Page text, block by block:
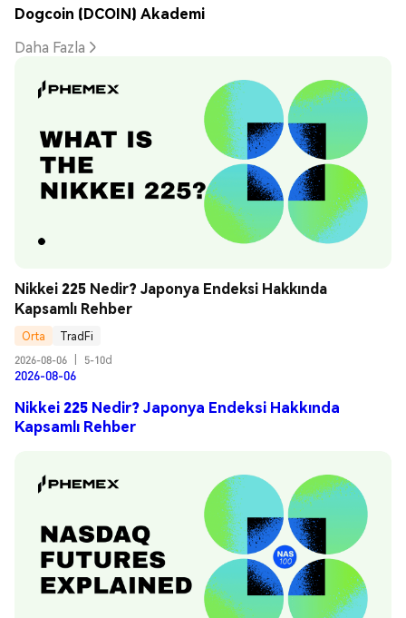
Dogcoin (DCOIN) Akademi
Daha Fazla
Nikkei 225 Nedir? Japonya Endeksi Hakkında
Kapsamlı Rehber
Orta
TradFi
2026-08-06
5-10d
2026-08-06
Nikkei 225 Nedir? Japonya Endeksi Hakkında
Kapsamlı Rehber